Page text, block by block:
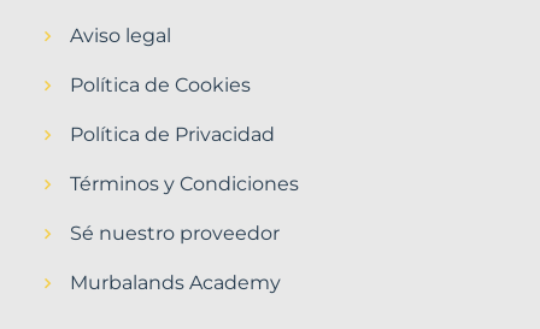
Aviso legal
Política de Cookies
Política de Privacidad
Términos y Condiciones
Sé nuestro proveedor
Murbalands Academy